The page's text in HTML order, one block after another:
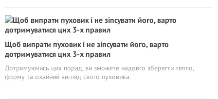
Щоб випрати пуховик і не зіпсувати його, варто
дотримуватися цих 3-х правил
Дотримуючись цих порад, ви зможете надовго зберегти тепло,
форму та охайний вигляд свого пуховика.